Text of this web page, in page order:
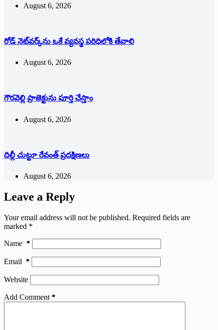
August 6, 2026
రోడ్ నెట్‌వర్క్‌ను ఒకే వ్య‌వ‌స్థ ప‌రిధిలోకి తేవాలి
August 6, 2026
గౌరవెల్లి ప్రాజెక్టును పూర్తి చేస్తాం
August 6, 2026
దిల్లీ చుట్టూ రేవంత్ ప్ర‌ద‌క్షిణ‌లు
August 6, 2026
Leave a Reply
Your email address will not be published. Required fields are
marked *
Name *
Email *
Website
Add Comment *